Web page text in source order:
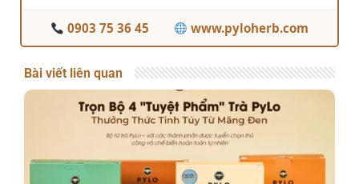
0903 75 36 45 www.pyloherb.com
Bài viết liên quan